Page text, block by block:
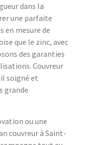
dans la
une parfaite
en mesure de
que le zinc, avec
des garanties
Couvreur
soigné et
grande
ou une
couvreur à Saint-